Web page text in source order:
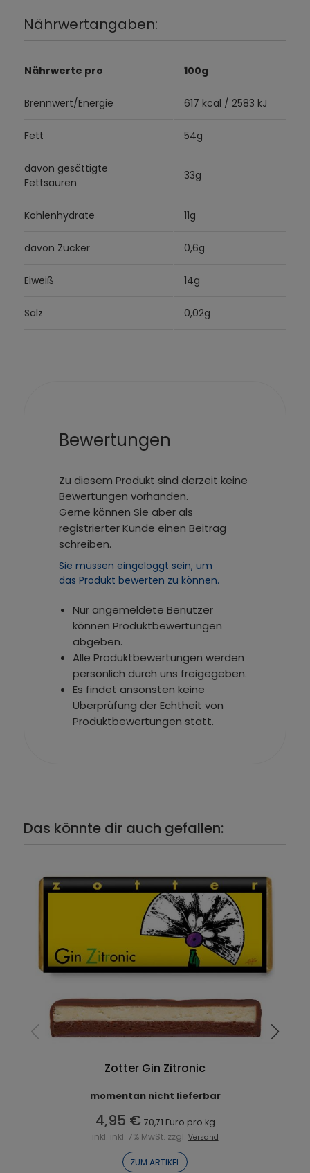
Nährwertangaben:
Nährwerte pro 100g
Brennwert/Energie 617 kcal / 2583 kJ
Fett 54g
davon gesättigte
Fettsäuren
33g
Kohlenhydrate 11g
davon Zucker 0,6g
Eiweiß 14g
Salz 0,02g
Bewertungen
Zu diesem Produkt sind derzeit keine
Bewertungen vorhanden.
Gerne können Sie aber als
registrierter Kunde einen Beitrag
schreiben.
Sie müssen eingeloggt sein, um
das Produkt bewerten zu können.
Nur angemeldete Benutzer
können Produktbewertungen
abgeben.
Alle Produktbewertungen werden
persönlich durch uns freigegeben.
Es findet ansonsten keine
Überprüfung der Echtheit von
Produktbewertungen statt.
Das könnte dir auch gefallen:
Zotter Gin Zitronic
momentan nicht lieferbar
4,95 € 70,71 Euro pro kg
inkl. inkl. 7% MwSt. zzgl. Versand
ZUM ARTIKEL